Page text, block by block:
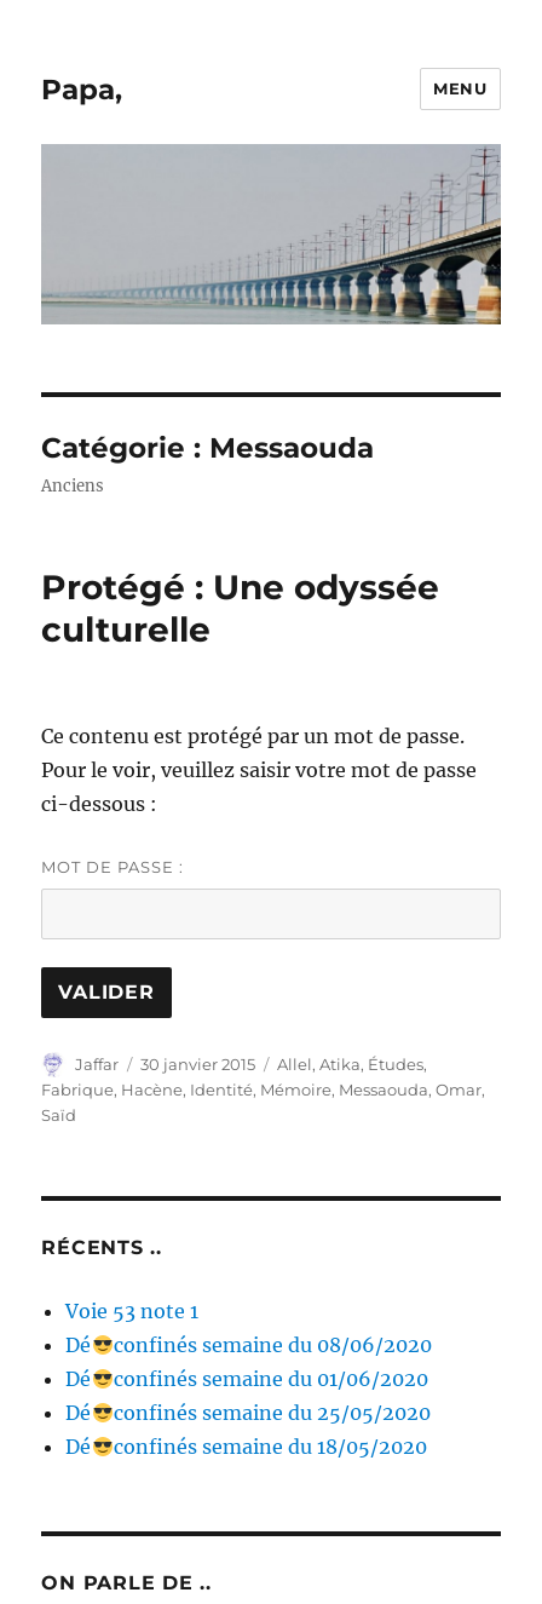
Papa, MENU
Catégorie : Messaouda
Anciens
Protégé : Une odyssée
culturelle
Ce contenu est protégé par un mot de passe.
Pour le voir, veuillez saisir votre mot de passe
ci-dessous :
MOT DE PASSE :
Auteur
Jaffar
Publié
le
30 janvier 2015 Catégories
Allel,Atika, Études,
Fabrique, Hacène, Identité, Mémoire, Messaouda,Omar,
Saïd
RÉCENTS ..
Voie 53 note 1
Dé
confinés semaine du 08/06/2020
Dé
confinés semaine du 01/06/2020
Dé
confinés semaine du 25/05/2020
Dé
confinés semaine du 18/05/2020
ON PARLE DE ..